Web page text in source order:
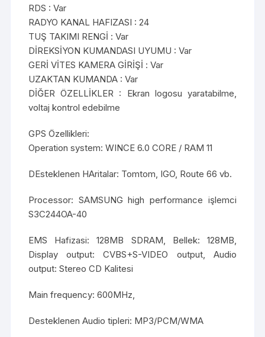
RDS : Var
RADYO KANAL HAFIZASI : 24
TUŞ TAKIMI RENGİ : Var
DİREKSİYON KUMANDASI UYUMU : Var
GERİ VİTES KAMERA GİRİŞİ : Var
UZAKTAN KUMANDA : Var
DİĞER ÖZELLİKLER : Ekran logosu yaratabilme,
voltaj kontrol edebilme
GPS Özellikleri:
Operation system: WINCE 6.0 CORE / RAM 11
DEsteklenen HAritalar: Tomtom, IGO, Route 66 vb.
Processor: SAMSUNG high performance işlemci
S3C244OA-40
EMS Hafizasi: 128MB SDRAM, Bellek: 128MB,
Display output: CVBS+S-VIDEO output, Audio
output: Stereo CD Kalitesi
Main frequency: 600MHz,
Desteklenen Audio tipleri: MP3/PCM/WMA